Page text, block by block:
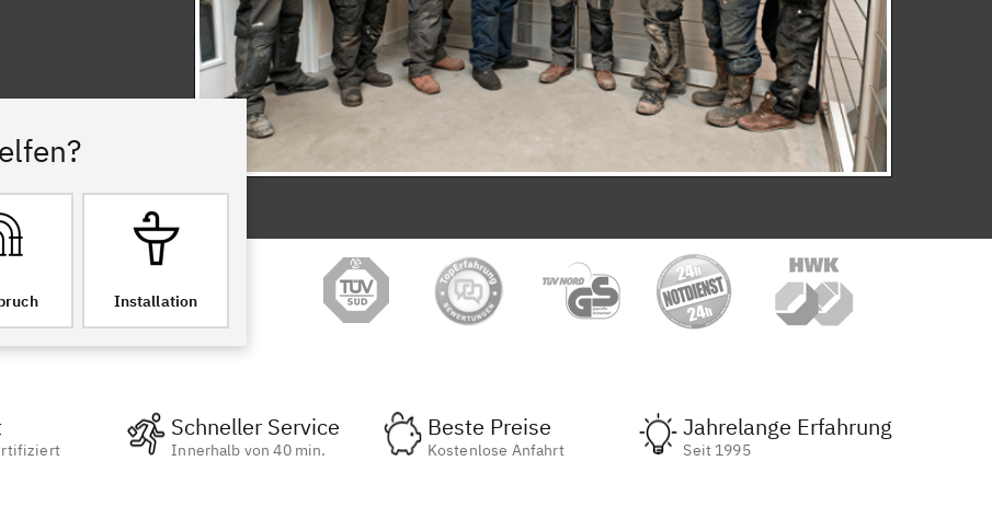
Installation
Schneller Service
Innerhalb von 40 min.
Beste Preise
Kostenlose Anfahrt
Jahrelange Erfahrung
Seit 1995